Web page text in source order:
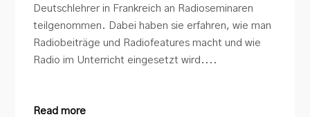
Deutschlehrer in Frankreich an Radioseminaren
teilgenommen. Dabei haben sie erfahren, wie man
Radiobeiträge und Radiofeatures macht und wie
Radio im Unterricht eingesetzt wird....
Read more